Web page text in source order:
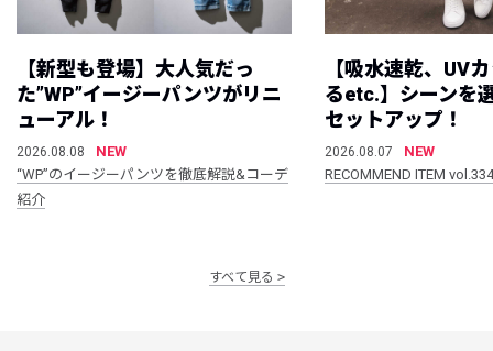
【新型も登場】大人気だっ
た”WP”イージーパンツがリニ
ューアル！
2026.08.08
NEW
“WP”のイージーパンツを徹底解説&コーデ
紹介
【吸水速乾、UV
るetc.】シーンを
セットアップ！
2026.08.07
NEW
RECOMMEND ITEM vol.334
すべて見る